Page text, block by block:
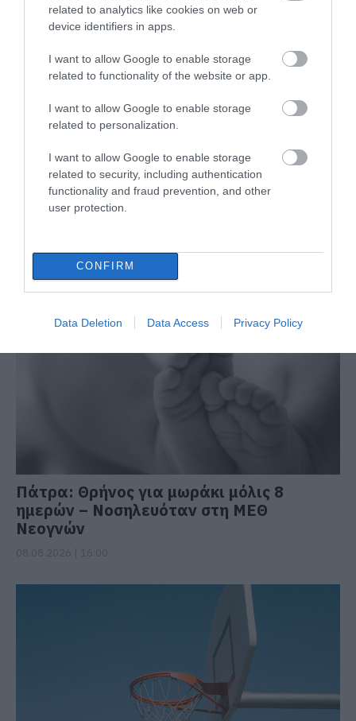
related to analytics like cookies on web or
device identifiers in apps.
I want to allow Google to enable storage
related to functionality of the website or app.
I want to allow Google to enable storage
related to personalization.
I want to allow Google to enable storage
related to security, including authentication
functionality and fraud prevention, and other
user protection.
CONFIRM
Data Deletion Data Access Privacy Policy
ΔΙΑΒΑΣΤΕ ΕΠΙΣΗΣ
Πάτρα: Θρήνος για μωράκι μόλις 8
ημερών – Νοσηλευόταν στη ΜΕΘ
Νεογνών